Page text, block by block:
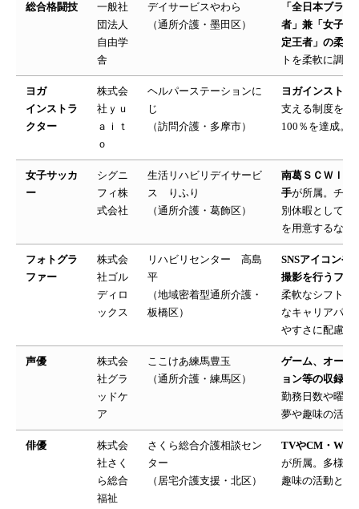
総合格闘技
一般社
団法人
自由学
舎
デイサービスやわら
（通所介護・墨田区）
「全日本ブラ
者」兼「女子総
定王者」の柔術
トを柔軟に調
ヨガ
インストラ
クター
株式会
社ｙｕ
ａｉｔ
ｏ
ヘルパーステーションに
じ
（訪問介護・多摩市）
ヨガインストラ
支える制度を整
100％を達成。
女子サッカ
ー
シグニ
フィ株
式会社
生活リハビリデイサービ
ス りふり
（通所介護・葛飾区）
南葛ＳＣＷＩＮ
手が所属。チー
別休暇として有
を用意するなど
フォトグラ
ファー
株式会
社ゴル
ディロ
ックス
リハビリセンター 高島
平
（地域密着型通所介護・
板橋区）
SNSアイコンや
撮影を行うフォ
柔軟なシフト調
なキャリアパス
やすさに配慮。
声優
株式会
社グラ
ッドケ
ア
ここけあ練馬豊玉
（通所介護・練馬区）
ゲーム、オーデ
ョン等の収録で
勤務日数や曜日
夢や趣味の活動
俳優
株式会
社さく
ら総合
福祉
さくら総合介護相談セン
ター
（居宅介護支援・北区）
TVやCM・
が所属。多様な
趣味の活動との